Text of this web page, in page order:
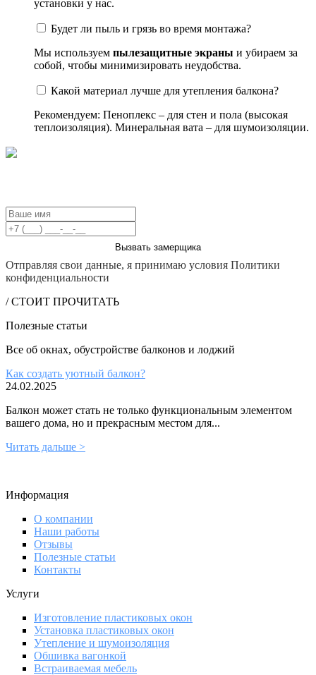
установки у нас.
Будет ли пыль и грязь во время монтажа?
Мы используем пылезащитные экраны и убираем за
собой, чтобы минимизировать неудобства.
Какой материал лучше для утепления балкона?
Рекомендуем: Пеноплекс – для стен и пола (высокая
теплоизоляция). Минеральная вата – для шумоизоляции.
Вызвать замерщика
Отправляя свои данные, я принимаю условия Политики
конфиденциальности
/ СТОИТ ПРОЧИТАТЬ
Полезные статьи
Все об окнах, обустройстве балконов и лоджий
Как создать уютный балкон?
24.02.2025
Балкон может стать не только функциональным элементом
вашего дома, но и прекрасным местом для...
Читать дальше >
Информация
О компании
Наши работы
Отзывы
Полезные статьи
Контакты
Услуги
Изготовление пластиковых окон
Установка пластиковых окон
Утепление и шумоизоляция
Обшивка вагонкой
Встраиваемая мебель